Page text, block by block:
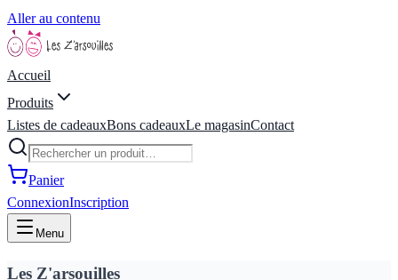
Aller au contenu
Accueil
Produits
Listes de cadeauxBons cadeauxLe magasinContact
Panier
ConnexionInscription
Menu
Les Z'arsouilles